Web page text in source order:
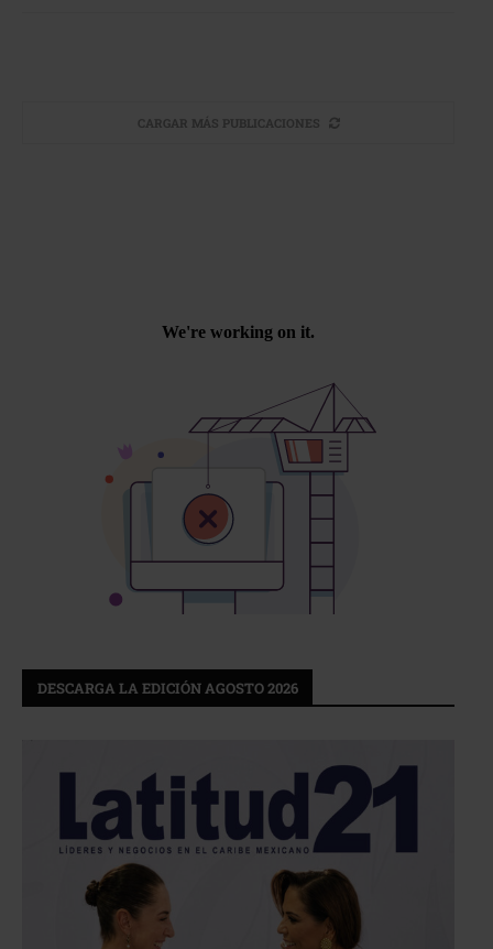
CARGAR MÁS PUBLICACIONES
DESCARGA LA EDICIÓN AGOSTO 2026